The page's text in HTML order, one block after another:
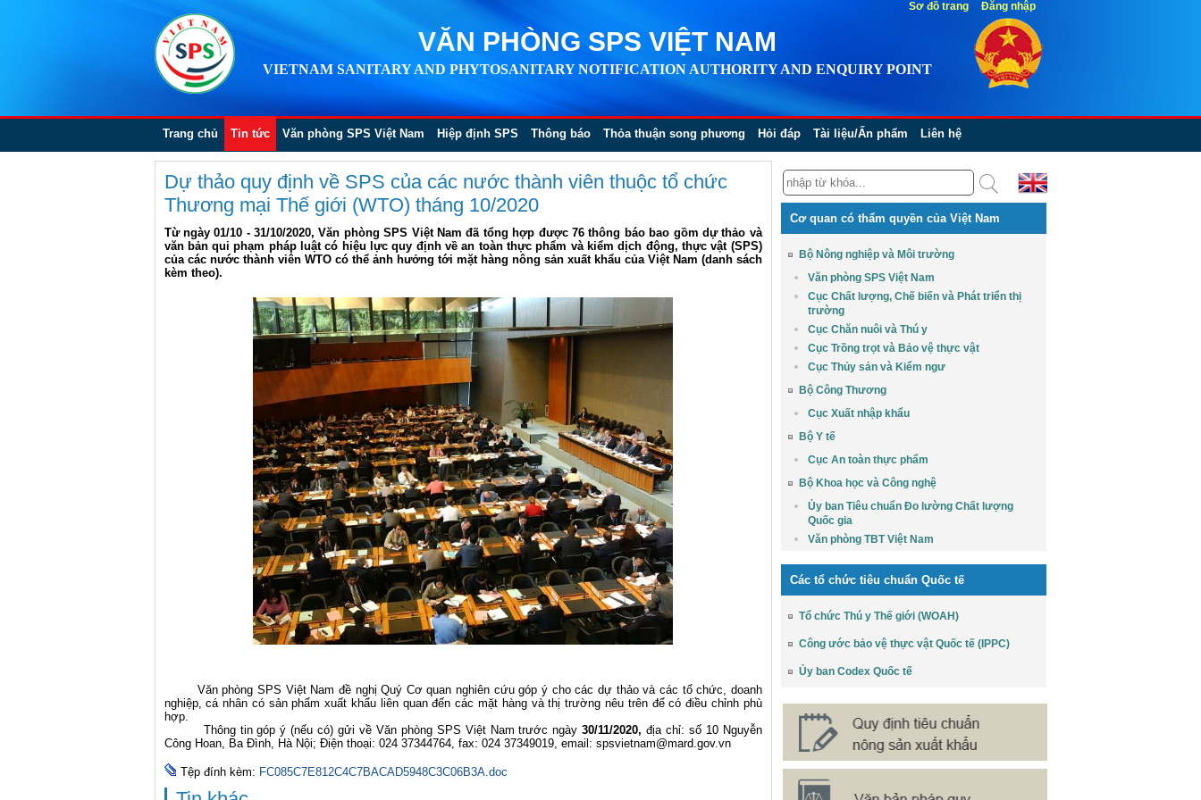
VĂN PHÒNG SPS VIỆT NAM
VIETNAM SANITARY AND PHYTOSANITARY NOTIFICATION AUTHORITY AND ENQUIRY POINT
Trang chủ Tin tức Văn phòng SPS Việt Nam Hiệp định SPS Thông báo Thỏa thuận song phương Hỏi đáp Tài liệu/Ấn phẩm Liên hệ
Dự thảo quy định về SPS của các nước thành viên thuộc tổ chức
Thương mại Thế giới (WTO) tháng 10/2020
Từ ngày 01/10 - 31/10/2020, Văn phòng SPS Việt Nam đã tổng hợp được 76 thông báo bao gồm dự thảo và
văn bản qui phạm pháp luật có hiệu lực quy định về an toàn thực phẩm và kiểm dịch động, thực vật (SPS)
của các nước thành viên WTO có thể ảnh hưởng tới mặt hàng nông sản xuất khẩu của Việt Nam (danh sách
kèm theo).
Văn phòng SPS Việt Nam đề nghị Quý Cơ quan nghiên cứu góp ý cho các dự thảo và các tổ chức, doanh
nghiệp, cá nhân có sản phẩm xuất khẩu liên quan đến các mặt hàng và thị trường nêu trên để có điều chỉnh phù
hợp.
Thông tin góp ý (nếu có) gửi về Văn phòng SPS Việt Nam trước ngày30/11/2020,địa chỉ: số 10 Nguyễn
Công Hoan, Ba Đình, Hà Nội; Điện thoại: 024 37344764, fax: 024 37349019, email: spsvietnam@mard.gov.vn
Tệp đính kèm: FC085C7E812C4C7BACAD5948C3C06B3A.doc
Cơ quan có thẩm quyền của Việt Nam
Bộ Nông nghiệp và Môi trường
Văn phòng SPS Việt Nam
Cục Chất lượng, Chế biến và Phát triển thị
trường
Cục Chăn nuôi và Thú y
Cục Trồng trọt và Bảo vệ thực vật
Cục Thủy sản và Kiểm ngư
Bộ Công Thương
Cục Xuất nhập khẩu
Bộ Y tế
Cục An toàn thực phẩm
Bộ Khoa học và Công nghệ
Ủy ban Tiêu chuẩn Đo lường Chất lượng
Quốc gia
Văn phòng TBT Việt Nam
Các tổ chức tiêu chuẩn Quốc tế
Tổ chức Thú y Thế giới (WOAH)
Công ước bảo vệ thực vật Quốc tế (IPPC)
Ủy ban Codex Quốc tế
Sơ đồ trang Đăng nhập